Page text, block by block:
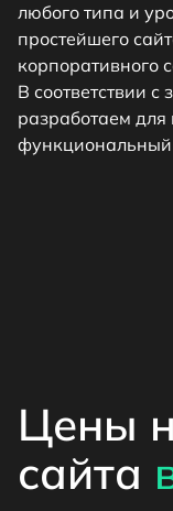
любого типа и
простейшего
корпоративного
В соответствии
разработаем
функциональный
Цены
сайта